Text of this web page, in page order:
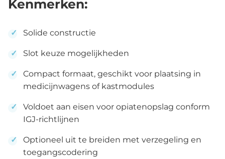
Kenmerken:
Solide constructie
Slot keuze mogelijkheden
Compact formaat, geschikt voor plaatsing in
medicijnwagens of kastmodules
Voldoet aan eisen voor opiatenopslag conform
IGJ-richtlijnen
Optioneel uit te breiden met verzegeling en
toegangscodering